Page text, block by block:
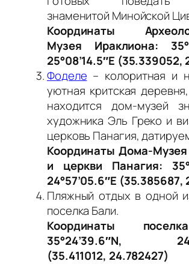
знаменитой Минойской
Координаты
Музея Ираклиона:
25°08’14.5″E (35.339052,
Фоделе – колоритная и
уютная критская
находится дом-музей
художника Эль Греко и
церковь Панагия,
Координаты Дома-
и церкви Панагия:
24°57’05.6″E (35.385687,
Пляжный отдых в одной
поселка Бали.
Координаты
35°24’39.6″N,
(35.411012, 24.782427)